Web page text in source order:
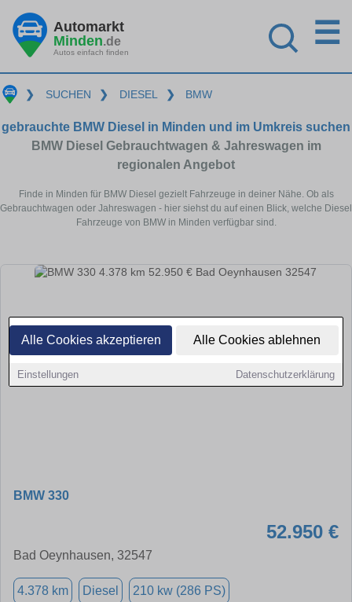
Alle Cookies akzeptieren Alle Cookies ablehnen
Einstellungen Datenschutzerklärung
Automarkt
Minden.de
Autos einfach finden
☰
❯ SUCHEN ❯ DIESEL ❯ BMW
gebrauchte BMW Diesel in Minden und im Umkreis suchen
BMW Diesel Gebrauchtwagen & Jahreswagen im
regionalen Angebot
Finde in Minden für BMW Diesel gezielt Fahrzeuge in deiner Nähe. Ob als
Gebrauchtwagen oder Jahreswagen - hier siehst du auf einen Blick, welche Diesel
Fahrzeuge von BMW in Minden verfügbar sind.
BMW 330
52.950 €
Bad Oeynhausen, 32547
4.378 km Diesel 210 kw (286 PS)